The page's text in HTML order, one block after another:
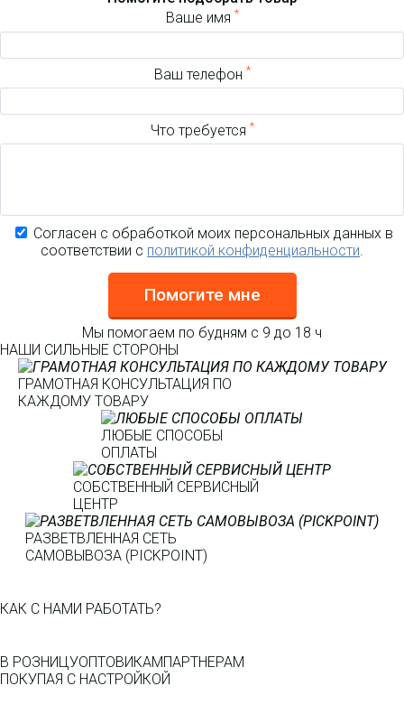
Ваше имя *
Ваш телефон *
Что требуется *
Согласен с обработкой моих персональных данных в
соответствии с политикой конфиденциальности.
Помогите мне
Мы помогаем по будням с 9 до 18 ч
НАШИ СИЛЬНЫЕ СТОРОНЫ
ГРАМОТНАЯ КОНСУЛЬТАЦИЯ ПО
КАЖДОМУ ТОВАРУ
ЛЮБЫЕ СПОСОБЫ
ОПЛАТЫ
СОБСТВЕННЫЙ СЕРВИСНЫЙ
ЦЕНТР
РАЗВЕТВЛЕННАЯ СЕТЬ
САМОВЫВОЗА (PICKPOINT)
КАК С НАМИ РАБОТАТЬ?
В РОЗНИЦУОПТОВИКАМ ПАРТНЕРАМ
ПОКУПАЯ С НАСТРОЙКОЙ